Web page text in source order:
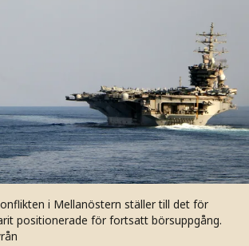
i Mellanöstern ställer till det för
positionerade för fortsatt börsuppgång.